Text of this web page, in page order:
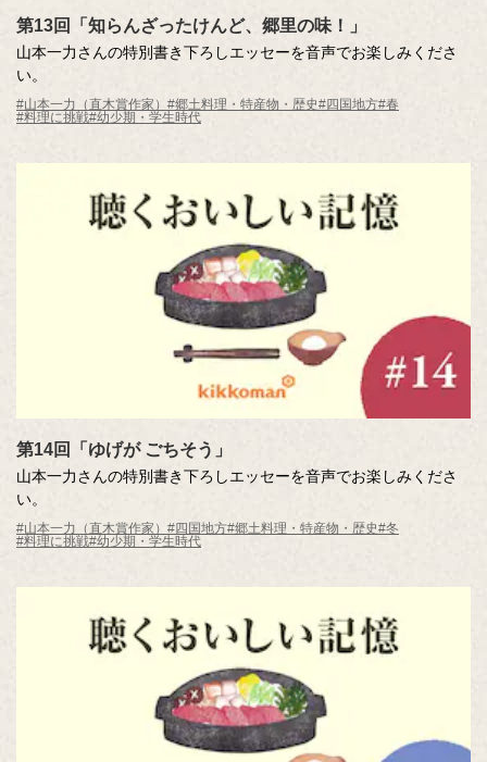
第13回「知らんざったけんど、郷里の味！」
山本一力さんの特別書き下ろしエッセーを音声でお楽しみくださ
い。
#山本一力（直木賞作家） #郷土料理・特産物・歴史#四国地方#春
#料理に挑戦#幼少期・学生時代
第14回「ゆげが ごちそう」
山本一力さんの特別書き下ろしエッセーを音声でお楽しみくださ
い。
#山本一力（直木賞作家） #四国地方#郷土料理・特産物・歴史#冬
#料理に挑戦#幼少期・学生時代